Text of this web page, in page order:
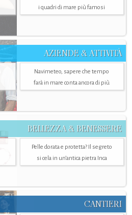
i quadri di mare più famosi
AZIENDE & ATTIVITÀ
Navimeteo, sapere che tempo
farà in mare conta ancora di più
BELLEZZA & BENESSERE
Pelle dorata e protetta? Il segreto
si cela in un’antica pietra Inca
CANTIERI